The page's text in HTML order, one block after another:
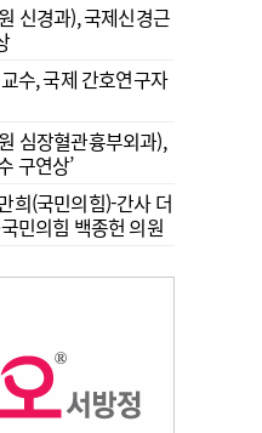
신경과), 국제신경근
수, 국제 간호연구자
심장혈관흉부외과),
구연상’
희(국민의힘)-간사 더
민의힘 백종헌 의원